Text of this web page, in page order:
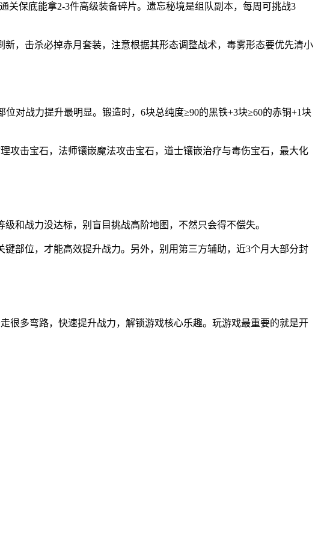
关保底能拿2-3件高级装备碎片。遗忘秘境是组队副本，每周可挑战3
，击杀必掉赤月套装，注意根据其形态调整战术，毒雾形态要优先清小
对战力提升最明显。锻造时，6块总纯度≥90的黑铁+3块≥60的赤铜+1块
攻击宝石，法师镶嵌魔法攻击宝石，道士镶嵌治疗与毒伤宝石，最大化
和战力没达标，别盲目挑战高阶地图，不然只会得不偿失。
部位，才能高效提升战力。另外，别用第三方辅助，近3个月大部分封
很多弯路，快速提升战力，解锁游戏核心乐趣。玩游戏最重要的就是开